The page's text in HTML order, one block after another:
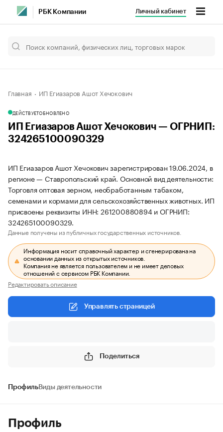
РБК Компании Личный кабинет
Главная ИП Егиазаров Ашот Хечокович
ДЕЙСТВУЕТОБНОВЛЕНО
ИП Егиазаров Ашот Хечокович — ОГРНИП:
324265100090329
ИП Егиазаров Ашот Хечокович зарегистрирован 19.06.2024, в
регионе — Ставропольский край. Основной вид деятельности:
Торговля оптовая зерном, необработанным табаком,
семенами и кормами для сельскохозяйственных животных. ИП
присвоены реквизиты ИНН: 261200880894 и ОГРНИП:
324265100090329.
Данные получены из публичных государственных источников.
Информация носит справочный характер и сгенерирована на
основании данных из открытых источников.
Компания не является пользователем и не имеет деловых
отношений с сервисом РБК Компании.
Редактировать описание
Управлять страницей
Поделиться
ПрофильВиды деятельности
Профиль